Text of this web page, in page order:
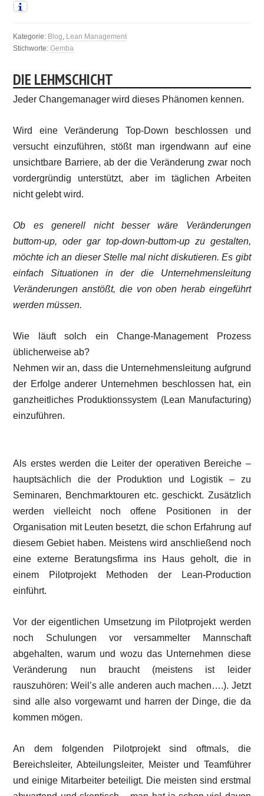
Kategorie: Blog, Lean Management
Stichworte:Gemba
DIE LEHMSCHICHT
Jeder Changemanager wird dieses Phänomen kennen.
Wird eine Veränderung Top-Down beschlossen und
versucht einzuführen, stößt man irgendwann auf eine
unsichtbare Barriere, ab der die Veränderung zwar noch
vordergründig unterstützt, aber im täglichen Arbeiten
nicht gelebt wird.
Ob es generell nicht besser wäre Veränderungen
buttom-up, oder gar top-down-buttom-up zu gestalten,
möchte ich an dieser Stelle mal nicht diskutieren. Es gibt
einfach Situationen in der die Unternehmensleitung
Veränderungen anstößt, die von oben herab eingeführt
werden müssen.
Wie läuft solch ein Change-Management Prozess
üblicherweise ab?
Nehmen wir an, dass die Unternehmensleitung aufgrund
der Erfolge anderer Unternehmen beschlossen hat, ein
ganzheitliches Produktionssystem (Lean Manufacturing)
einzuführen.
Als erstes werden die Leiter der operativen Bereiche –
hauptsächlich die der Produktion und Logistik – zu
Seminaren, Benchmarktouren etc. geschickt. Zusätzlich
werden vielleicht noch offene Positionen in der
Organisation mit Leuten besetzt, die schon Erfahrung auf
diesem Gebiet haben. Meistens wird anschließend noch
eine externe Beratungsfirma ins Haus geholt, die in
einem Pilotprojekt Methoden der Lean-Production
einführt.
Vor der eigentlichen Umsetzung im Pilotprojekt werden
noch Schulungen vor versammelter Mannschaft
abgehalten, warum und wozu das Unternehmen diese
Veränderung nun braucht (meistens ist leider
rauszuhören: Weil’s alle anderen auch machen….). Jetzt
sind alle also vorgewarnt und harren der Dinge, die da
kommen mögen.
An dem folgenden Pilotprojekt sind oftmals, die
Bereichsleiter, Abteilungsleiter, Meister und Teamführer
und einige Mitarbeiter beteiligt. Die meisten sind erstmal